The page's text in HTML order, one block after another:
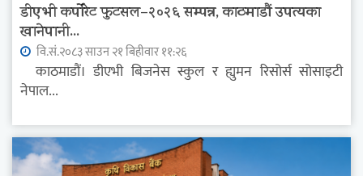
डीएभी कर्पोरेट फुटसल–२०२६ सम्पन्न, काठमाडौं उपत्यका
खानेपानी...
वि.सं.२०८३ साउन २१ बिहीवार ११:२६
काठमाडौं। डीएभी बिजनेस स्कुल र ह्युमन रिसोर्स सोसाइटी
नेपाल...